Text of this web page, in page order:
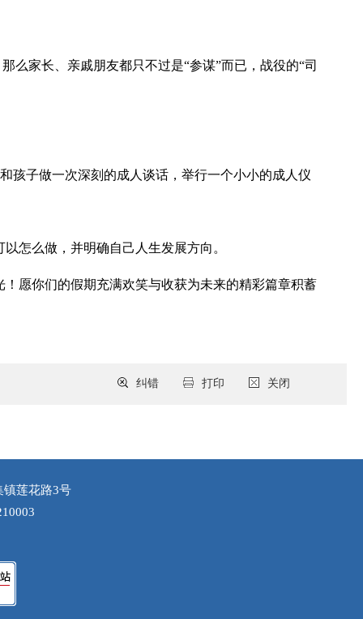
么家长、亲戚朋友都只不过是“参谋”而已，战役的“司
孩子做一次深刻的成人谈话，举行一个小小的成人仪
怎么做，并明确自己人生发展方向。
愿你们的假期充满欢笑与收获为未来的精彩篇章积蓄
关闭
打印
纠错
镇莲花路3号